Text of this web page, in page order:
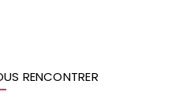
RENCONTRER